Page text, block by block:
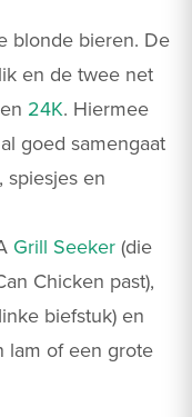
blonde bieren. De
en de twee net
en 24K. Hiermee
goed samengaat
spiesjes en
Grill Seeker (die
Chicken past),
biefstuk) en
lam of een grote